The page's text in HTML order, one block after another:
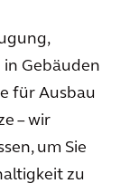
Gebäuden
für Ausbau
– wir
um Sie
zu